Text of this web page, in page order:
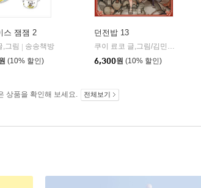
스 잼잼 2
,그림
송송책방
(10% 할인)
던전밥 13
쿠이 료코 글,그림/김민재 역
6,300원 (10% 할인)
상품을 확인해 보세요. 전체보기